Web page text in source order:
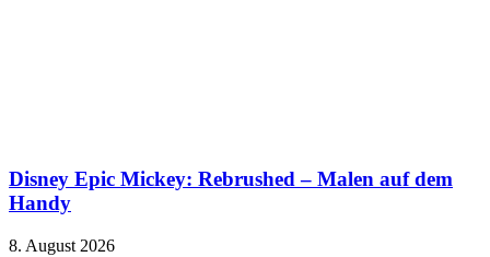
Disney Epic Mickey: Rebrushed – Malen auf dem
Handy
8. August 2026